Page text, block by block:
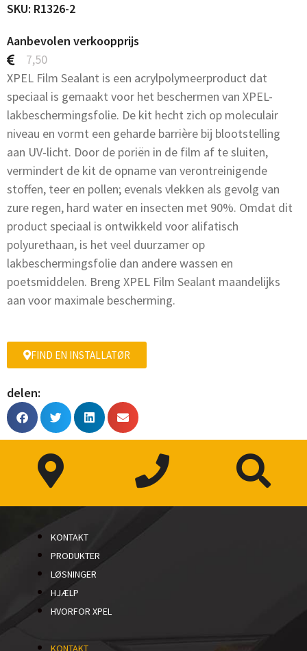
SKU: R1326-2
Aanbevolen verkoopprijs
7,50
XPEL Film Sealant is een acrylpolymeerproduct dat
speciaal is gemaakt voor het beschermen van XPEL-
lakbeschermingsfolie. De kit hecht zich op moleculair
niveau en vormt een geharde barrière bij blootstelling
aan UV-licht. Door de poriën in de film af te sluiten,
vermindert de kit de opname van verontreinigende
stoffen, teer en pollen; evenals vlekken als gevolg van
zure regen, hard water en insecten met 90%. Omdat dit
product speciaal is ontwikkeld voor alifatisch
polyurethaan, is het veel duurzamer op
lakbeschermingsfolie dan andere wassen en
poetsmiddelen. Breng XPEL Film Sealant maandelijks
aan voor maximale bescherming.
FIND EN INSTALLATØR
delen:
KONTAKT
PRODUKTER
LØSNINGER
HJÆLP
HVORFOR XPEL
KONTAKT